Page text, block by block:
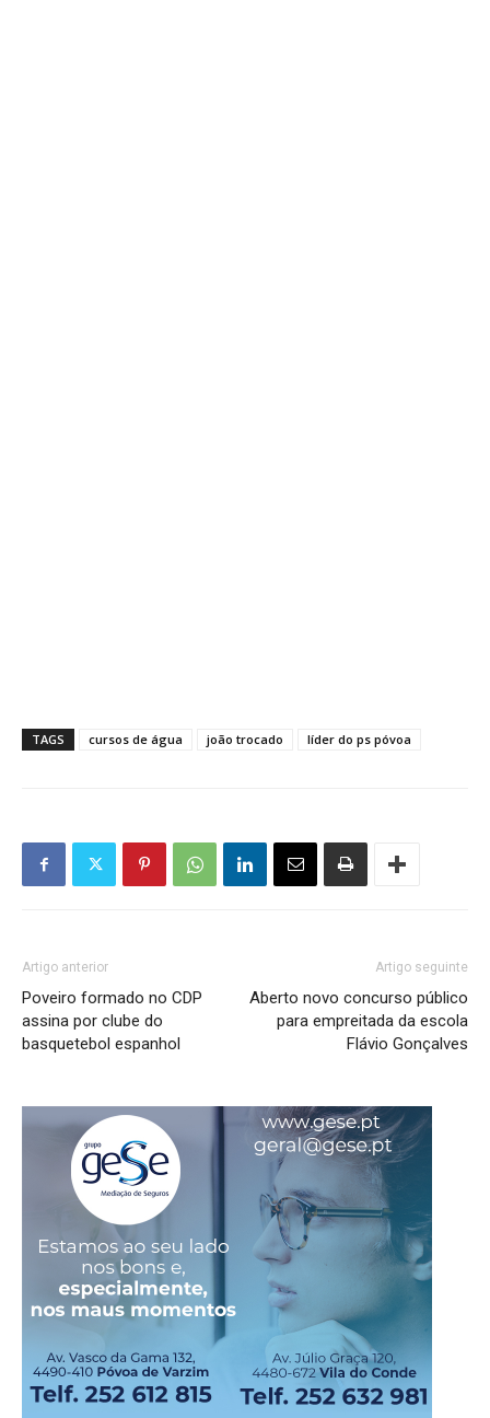
TAGS cursos de água joão trocado líder do ps póvoa
Artigo anterior
Poveiro formado no CDP
assina por clube do
basquetebol espanhol
Artigo seguinte
Aberto novo concurso público
para empreitada da escola
Flávio Gonçalves